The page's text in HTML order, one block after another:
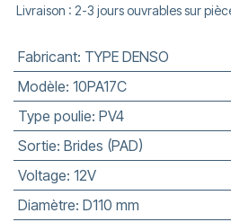
Livraison : 2-3 jours ouvrables sur
Fabricant: TYPE DENSO
Modèle: 10PA17C
Type poulie: PV4
Sortie: Brides (PAD)
Voltage: 12V
Diamètre: D110 mm